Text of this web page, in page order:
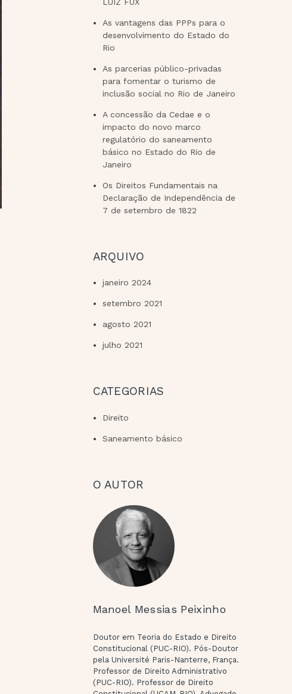
As vantagens das PPPs para o
desenvolvimento do Estado do
Rio
As parcerias público-privadas
para fomentar o turismo de
inclusão social no Rio de Janeiro
A concessão da Cedae e o
impacto do novo marco
regulatório do saneamento
básico no Estado do Rio de
Janeiro
Os Direitos Fundamentais na
Declaração de Independência de
7 de setembro de 1822
ARQUIVO
janeiro 2024
setembro 2021
agosto 2021
julho 2021
CATEGORIAS
Direito
Saneamento básico
O AUTOR
Manoel Messias Peixinho
Doutor em Teoria do Estado e Direito
Constitucional (PUC-RIO). Pós-Doutor
pela Université Paris-Nanterre, França.
Professor de Direito Administrativo
(PUC-RIO). Professor de Direito